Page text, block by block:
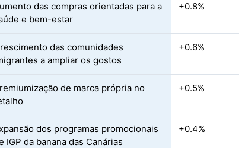
das compras orientadas para a
e bem-estar
+0.8%
das comunidades
a ampliar os gostos
+0.6%
de marca própria no
+0.5%
dos programas promocionais
IGP da banana das Canárias
+0.4%